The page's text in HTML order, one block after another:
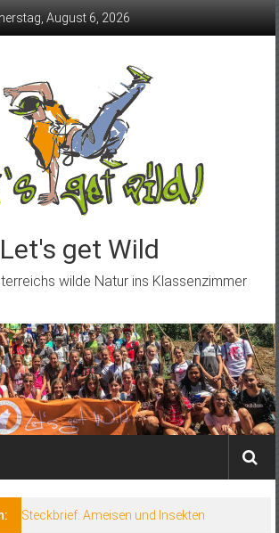
August 6, 2026
Let's get Wild
wilde Natur ins Klassenzimmer
Steckbrief: Ameisen und Insekten